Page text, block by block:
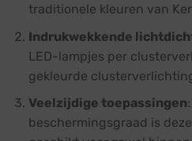
traditionele kleuren van
Indrukwekkende
LED-lampjes per
gekleurde
Veelzijdige toepassingen
beschermingsgraad is